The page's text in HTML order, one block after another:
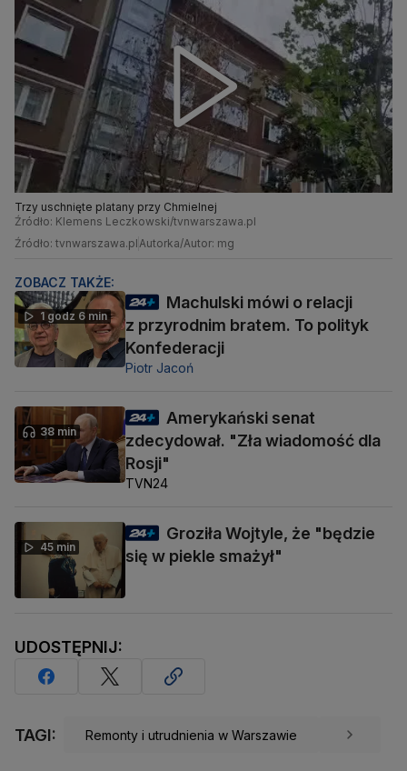
Trzy uschnięte platany przy Chmielnej
Źródło: Klemens Leczkowski/tvnwarszawa.pl
Źródło: tvnwarszawa.pl Autorka/Autor: mg
ZOBACZ TAKŻE:
1 godz 6 min
Machulski mówi o relacji
z przyrodnim bratem. To polityk
Konfederacji
Piotr Jacoń
38 min
Amerykański senat
zdecydował. "Zła wiadomość dla
Rosji"
TVN24
45 min
Groziła Wojtyle, że "będzie
się w piekle smażył"
UDOSTĘPNIJ:
TAGI: Remonty i utrudnienia w Warszawie